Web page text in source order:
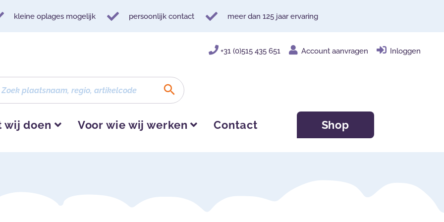
kleine oplages mogelijk persoonlijk contact meer dan 125 jaar ervaring
+31 (0)515 435 651 Account aanvragen Inloggen
wij doen Voor wie wij werken Contact Shop